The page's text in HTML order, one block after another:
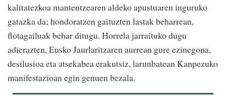
kalitatezkoa mantentzearen aldeko apustuaren inguruko
gatazka da; hondoratzen gaituzten lastak beharrean,
flotagailuak behar ditugu. Horrela jarraituko dugu
adierazten, Eusko Jaurlaritzaren aurrean gure ezinegona,
desilusioa eta atsekabea erakutsiz, larunbatean Kanpezuko
manifestazioan egin genuen bezala.